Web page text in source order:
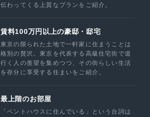
伝わってくる上質なプランをご紹介。
賃料100万円以上の豪邸・邸宅
東京の限られた土地で一軒家に住まうことは
格別の贅沢。東京を代表する高級住宅街で道
行く人の羨望を集めつつ、その街らしい生活
を存分に享受する住まいをご紹介。
最上階のお部屋
「ペントハウスに住んでいる」という台詞は